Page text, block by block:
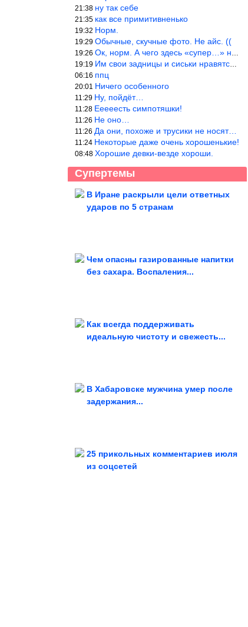
21:38 ну так себе
21:35 как все примитивненько
19:32 Норм.
19:29 Обычные, скучные фото. Не айс. ((
19:26 Ок, норм. А чего здесь «супер…» не понятно.
19:19 Им свои задницы и сиськи нравятся больше, чем нам, мужикам?
06:16 ппц
20:01 Ничего особенного
11:29 Ну, пойдёт…
11:28 Ееееесть симпотяшки!
11:26 Не оно…
11:26 Да они, похоже и трусики не носят…
11:24 Некоторые даже очень хорошенькие!
08:48 Хорошие девки-везде хороши.
Супертемы
В Иране раскрыли цели ответных
ударов по 5 странам
Сбежавшая из дома жительница
Чем опасны газированные напитки
без сахара. Воспаления...
Как всегда поддерживать
идеальную чистоту и свежесть...
В Хабаровске мужчина умер после
задержания...
25 прикольных комментариев июля
из соцсетей